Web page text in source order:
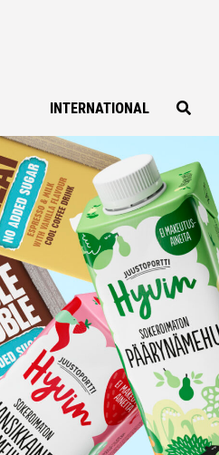
INTERNATIONAL